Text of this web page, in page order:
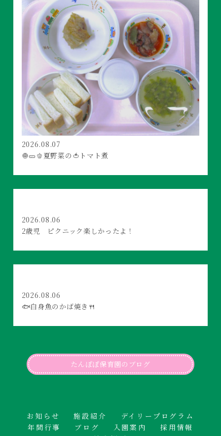
2026.08.07
🧅🥒🫑夏野菜の🍅トマト煮
2026.08.06
2歳児 ピクニック楽しかったよ！
2026.08.06
🐟白身魚のかば焼き🍴
たんぽぽ保育園のブログ
お知らせ 施設紹介
デイリープログラム
年間行事
ブログ 入園案内
採用情報